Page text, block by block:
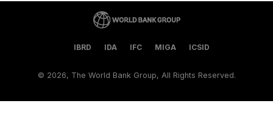
IBRD IDA IFC MIGA ICSID
© 2026, The World Bank Group, All Rights Reserved.